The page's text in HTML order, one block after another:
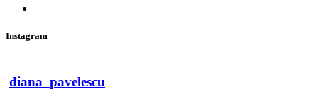
Instagram
diana_pavelescu